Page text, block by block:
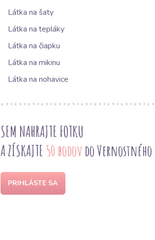
Látka na šaty
Látka na tepláky
Látka na čiapku
Látka na mikinu
Látka na nohavice
SEM NAHRAJTE FOTKU
A ZÍSKAJTE 50 bodov do
PRIHLÁSTE SA